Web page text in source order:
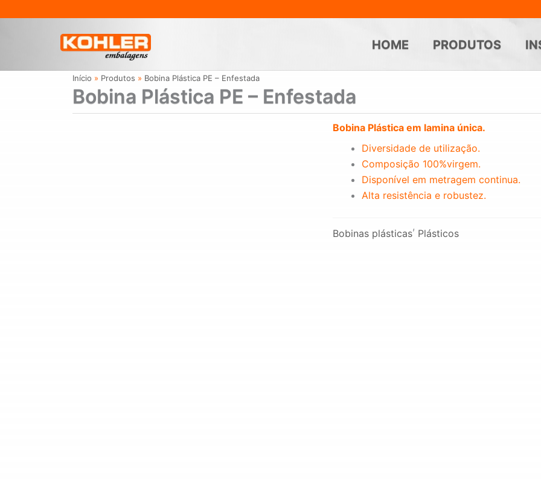
HOME PRODUTOS
Início Produtos Bobina Plástica PE – Enfestada
Bobina Plástica PE – Enfestada
Bobina Plástica em lamina única.
Diversidade de utilização.
Composição 100%virgem.
Disponível em metragem continua.
Alta resistência e robustez.
Bobinas plásticas
,
Plásticos